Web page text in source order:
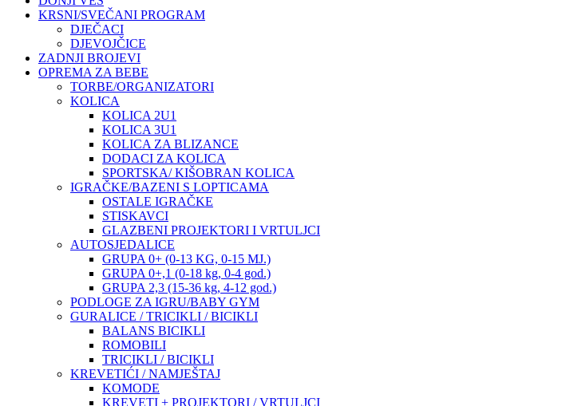
KRSNI/SVEČANI PROGRAM
DJEČACI
DJEVOJČICE
ZADNJI BROJEVI
OPREMA ZA BEBE
TORBE/ORGANIZATORI
KOLICA
KOLICA 2U1
KOLICA 3U1
KOLICA ZA BLIZANCE
DODACI ZA KOLICA
SPORTSKA/ KIŠOBRAN KOLICA
IGRAČKE/BAZENI S LOPTICAMA
OSTALE IGRAČKE
STISKAVCI
GLAZBENI PROJEKTORI I VRTULJCI
AUTOSJEDALICE
GRUPA 0+ (0-13 KG, 0-15 MJ.)
GRUPA 0+,1 (0-18 kg, 0-4 god.)
GRUPA 2,3 (15-36 kg, 4-12 god.)
PODLOGE ZA IGRU/BABY GYM
GURALICE / TRICIKLI / BICIKLI
BALANS BICIKLI
ROMOBILI
TRICIKLI / BICIKLI
KREVETIĆI / NAMJEŠTAJ
KOMODE
KREVETI + PROJEKTORI / VRTULJCI